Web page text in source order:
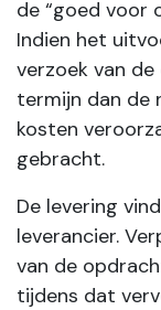
de “goed voor
Indien het
verzoek van
termijn dan de
kosten
gebracht.
De levering
leverancier.
van de
tijdens dat